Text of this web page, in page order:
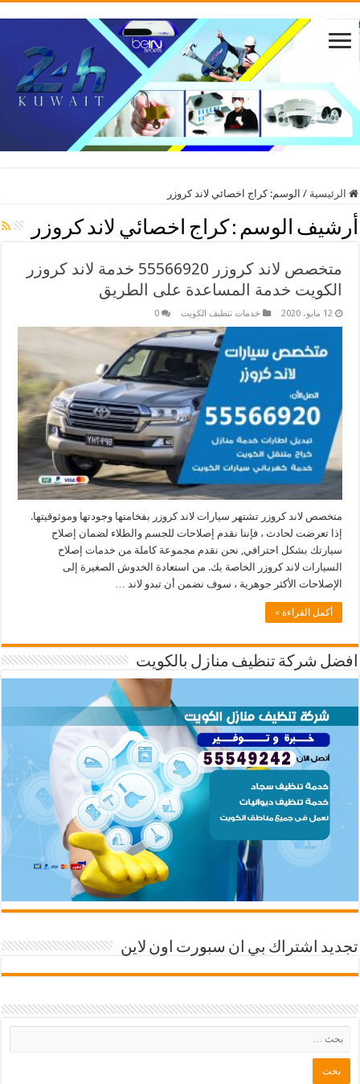
الرئيسية / الوسم:كراج اخصائي لاند كروزر
أرشيف الوسم : كراج اخصائي لاند كروزر
متخصص لاند كروزر 55566920 خدمة لاند كروزر
الكويت خدمة المساعدة على الطريق
12 مايو، 2020 خدمات تنظيف الكويت 0
متخصص لاند كروزر تشتهر سيارات لاند كروزر بفخامتها وجودتها وموثوقيتها.
إذا تعرضت لحادث ، فإننا نقدم إصلاحات للجسم والطلاء لضمان إصلاح
سيارتك بشكل احترافي, نحن نقدم مجموعة كاملة من خدمات إصلاح
السيارات لاند كروزر الخاصة بك. من استعادة الخدوش الصغيرة إلى
الإصلاحات الأكثر جوهرية ، سوف نضمن أن تبدو لاند …
أكمل القراءة »
افضل شركة تنظيف منازل بالكويت
تجديد اشتراك بي ان سبورت اون لاين